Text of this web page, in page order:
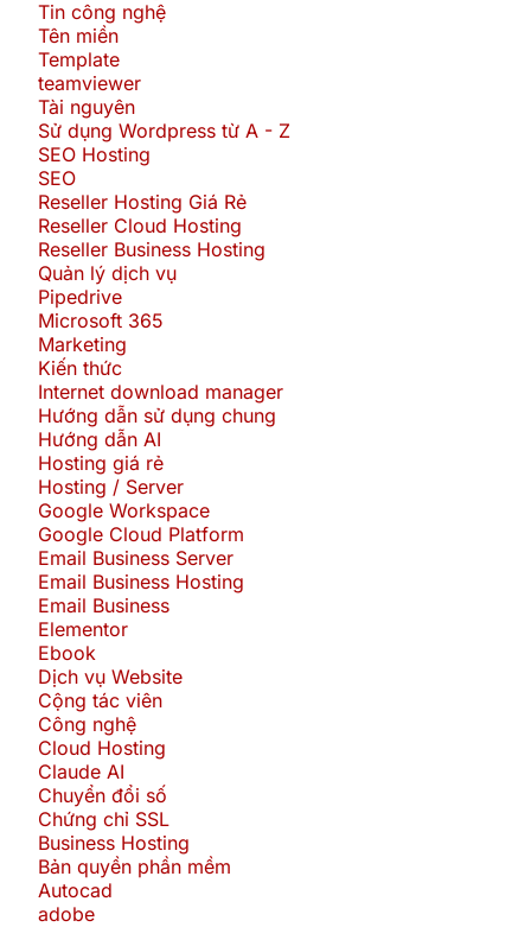
Tin công nghệ
Tên miền
Template
teamviewer
Tài nguyên
Sử dụng Wordpress từ A - Z
SEO Hosting
SEO
Reseller Hosting Giá Rẻ
Reseller Cloud Hosting
Reseller Business Hosting
Quản lý dịch vụ
Pipedrive
Microsoft 365
Marketing
Kiến thức
Internet download manager
Hướng dẫn sử dụng chung
Hướng dẫn AI
Hosting giá rẻ
Hosting / Server
Google Workspace
Google Cloud Platform
Email Business Server
Email Business Hosting
Email Business
Elementor
Ebook
Dịch vụ Website
Cộng tác viên
Công nghệ
Cloud Hosting
Claude AI
Chuyển đổi số
Chứng chỉ SSL
Business Hosting
Bản quyền phần mềm
Autocad
adobe